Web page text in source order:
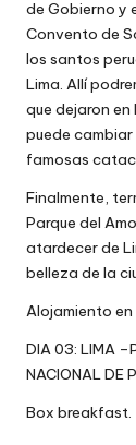
de Gobierno y
Convento de
los santos
Lima. Allí
que dejaron en
puede
famosas
Finalmente,
Parque del
atardecer de
belleza de la
Alojamiento en
DIA 03: LIMA
NACIONAL DE
Box breakfast.